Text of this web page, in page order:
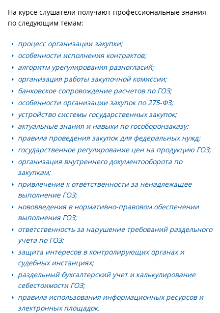
На курсе слушатели получают профессиональные знания
по следующим темам:
процесс организации закупки;
особенности исполнения контрактов;
алгоритм урегулирования разногласий;
организация работы закупочной комиссии;
банковское сопровождение расчетов по ГОЗ;
особенности организации закупок по 275-ФЗ;
устройство системы государственных закупок;
актуальные знания и навыки по гособоронзаказу;
правила проведения закупок для федеральных нужд;
государственное регулирование цен на продукцию ГОЗ;
организация внутреннего документооборота по
закупкам;
привлечение к ответственности за ненадлежащее
выполнение ГОЗ;
нововведения в нормативно-правовом обеспечении
выполнения ГОЗ;
ответственность за нарушение требований раздельного
учета по ГОЗ;
защита интересов в контролирующих органах и
судебных инстанциях;
раздельный бухгалтерский учет и калькулирование
себестоимости ГОЗ;
правила использования информационных ресурсов и
электронных площадок.